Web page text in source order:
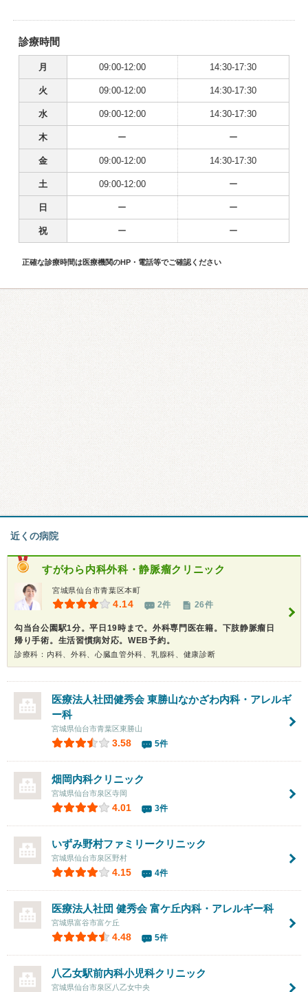
診療時間
月 09:00-12:00 14:30-17:30
火 09:00-12:00 14:30-17:30
水 09:00-12:00 14:30-17:30
木 ー ー
金 09:00-12:00 14:30-17:30
土 09:00-12:00 ー
日 ー ー
祝 ー ー
正確な診療時間は医療機関のHP・電話等でご確認ください
近くの病院
すがわら内科外科・静脈瘤クリニック
宮城県仙台市青葉区本町
4.14 2件 26件
勾当台公園駅1分。平日19時まで。外科専門医在籍。下肢静脈瘤日
帰り手術。生活習慣病対応。WEB予約。
診療科：内科、外科、心臓血管外科、乳腺科、健康診断
医療法人社団健秀会 東勝山なかざわ内科・アレルギ
ー科
宮城県仙台市青葉区東勝山
3.58 5件
畑岡内科クリニック
宮城県仙台市泉区寺岡
4.01 3件
いずみ野村ファミリークリニック
宮城県仙台市泉区野村
4.15 4件
医療法人社団 健秀会 富ケ丘内科・アレルギー科
宮城県富谷市富ケ丘
4.48 5件
八乙女駅前内科小児科クリニック
宮城県仙台市泉区八乙女中央